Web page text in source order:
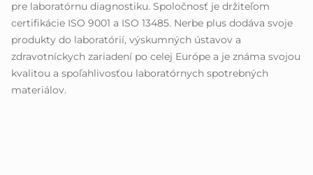
pre laboratórnu diagnostiku. Spoločnosť je držiteľom
certifikácie ISO 9001 a ISO 13485. Nerbe plus dodáva svoje
produkty do laboratórií, výskumných ústavov a
zdravotníckych zariadení po celej Európe a je známa svojou
kvalitou a spoľahlivosťou laboratórnych spotrebných
materiálov.